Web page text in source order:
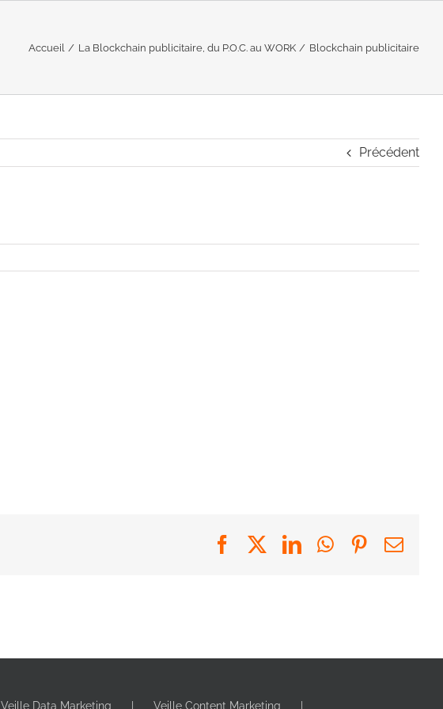
Accueil La Blockchain publicitaire, du P.O.C. au WORK Blockchain publicitaire
Précédent
FacebookLinkedInWhatsApp
Pinterest
Veille Data Marketing Veille Content Marketing